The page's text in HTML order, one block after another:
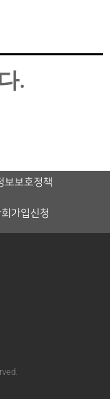
.
보보호정책
가입신청